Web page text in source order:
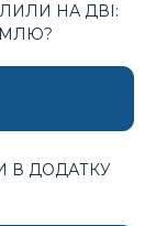
НА ДВІ:
В ДОДАТКУ